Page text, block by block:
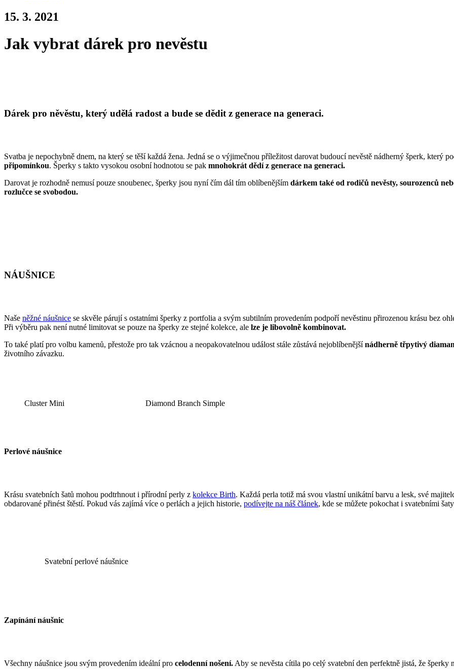
15. 3. 2021
Jak vybrat dárek pro nevěstu
Dárek pro něvěstu, který udělá radost a bude se dědit z generace na generaci.
Svatba je nepochybně dnem, na který se těší každá žena. Jedná se o výjimečnou příležitost darovat budoucí nevěstě nádherný šperk, který
připomínkou. Šperky s takto vysokou osobní hodnotou se pak mnohokrát dědí z generace na generaci.
Darovat je rozhodně nemusí pouze snoubenec, šperky jsou nyní čím dál tím oblíbenějším dárkem také od rodičů nevěsty, sourozenců
rozlučce se svobodou.
NÁUŠNICE
Naše něžné náušnice se skvěle párují s ostatními šperky z portfolia a svým subtilním provedením podpoří nevěstinu přirozenou krásu bez
Při výběru pak není nutné limitovat se pouze na šperky ze stejné kolekce, ale lze je libovolně kombinovat.
To také platí pro volbu kamenů, přestože pro tak vzácnou a neopakovatelnou událost stále zůstává nejoblíbenějšínádherně třpytivý
životního závazku.
Cluster Mini Diamond Branch Simple
Perlové náušnice
Krásu svatebních šatů mohou podtrhnout i přírodní perly z kolekce Birth. Každá perla totiž má svou vlastní unikátní barvu a lesk, své
obdarované přinést štěstí. Pokud vás zajímá více o perlách a jejich historie, podívejte na náš článek, kde se můžete pokochat i svatebními
Svatební perlové náušnice
Zapínání náušnic
Všechny náušnice jsou svým provedením ideální pro celodenní nošení. Aby se nevěsta cítila po celý svatební den perfektně jistá, že